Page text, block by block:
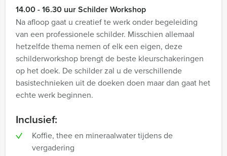
14.00 - 16.30 uur Schilder Workshop
Na afloop gaat u creatief te werk onder begeleiding
van een professionele schilder. Misschien allemaal
hetzelfde thema nemen of elk een eigen, deze
schilderworkshop brengt de beste kleurschakeringen
op het doek. De schilder zal u de verschillende
basistechnieken uit de doeken doen maar dan gaat het
echte werk beginnen.
Inclusief:
Koffie, thee en mineraalwater tijdens de
vergadering